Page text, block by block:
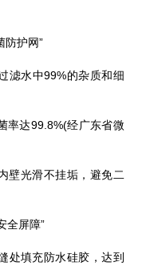
防护网”
滤水中99%的杂质和细
率达99.8%(经广东省微
壁光滑不挂垢，避免二
全屏障”
处填充防水硅胶，达到